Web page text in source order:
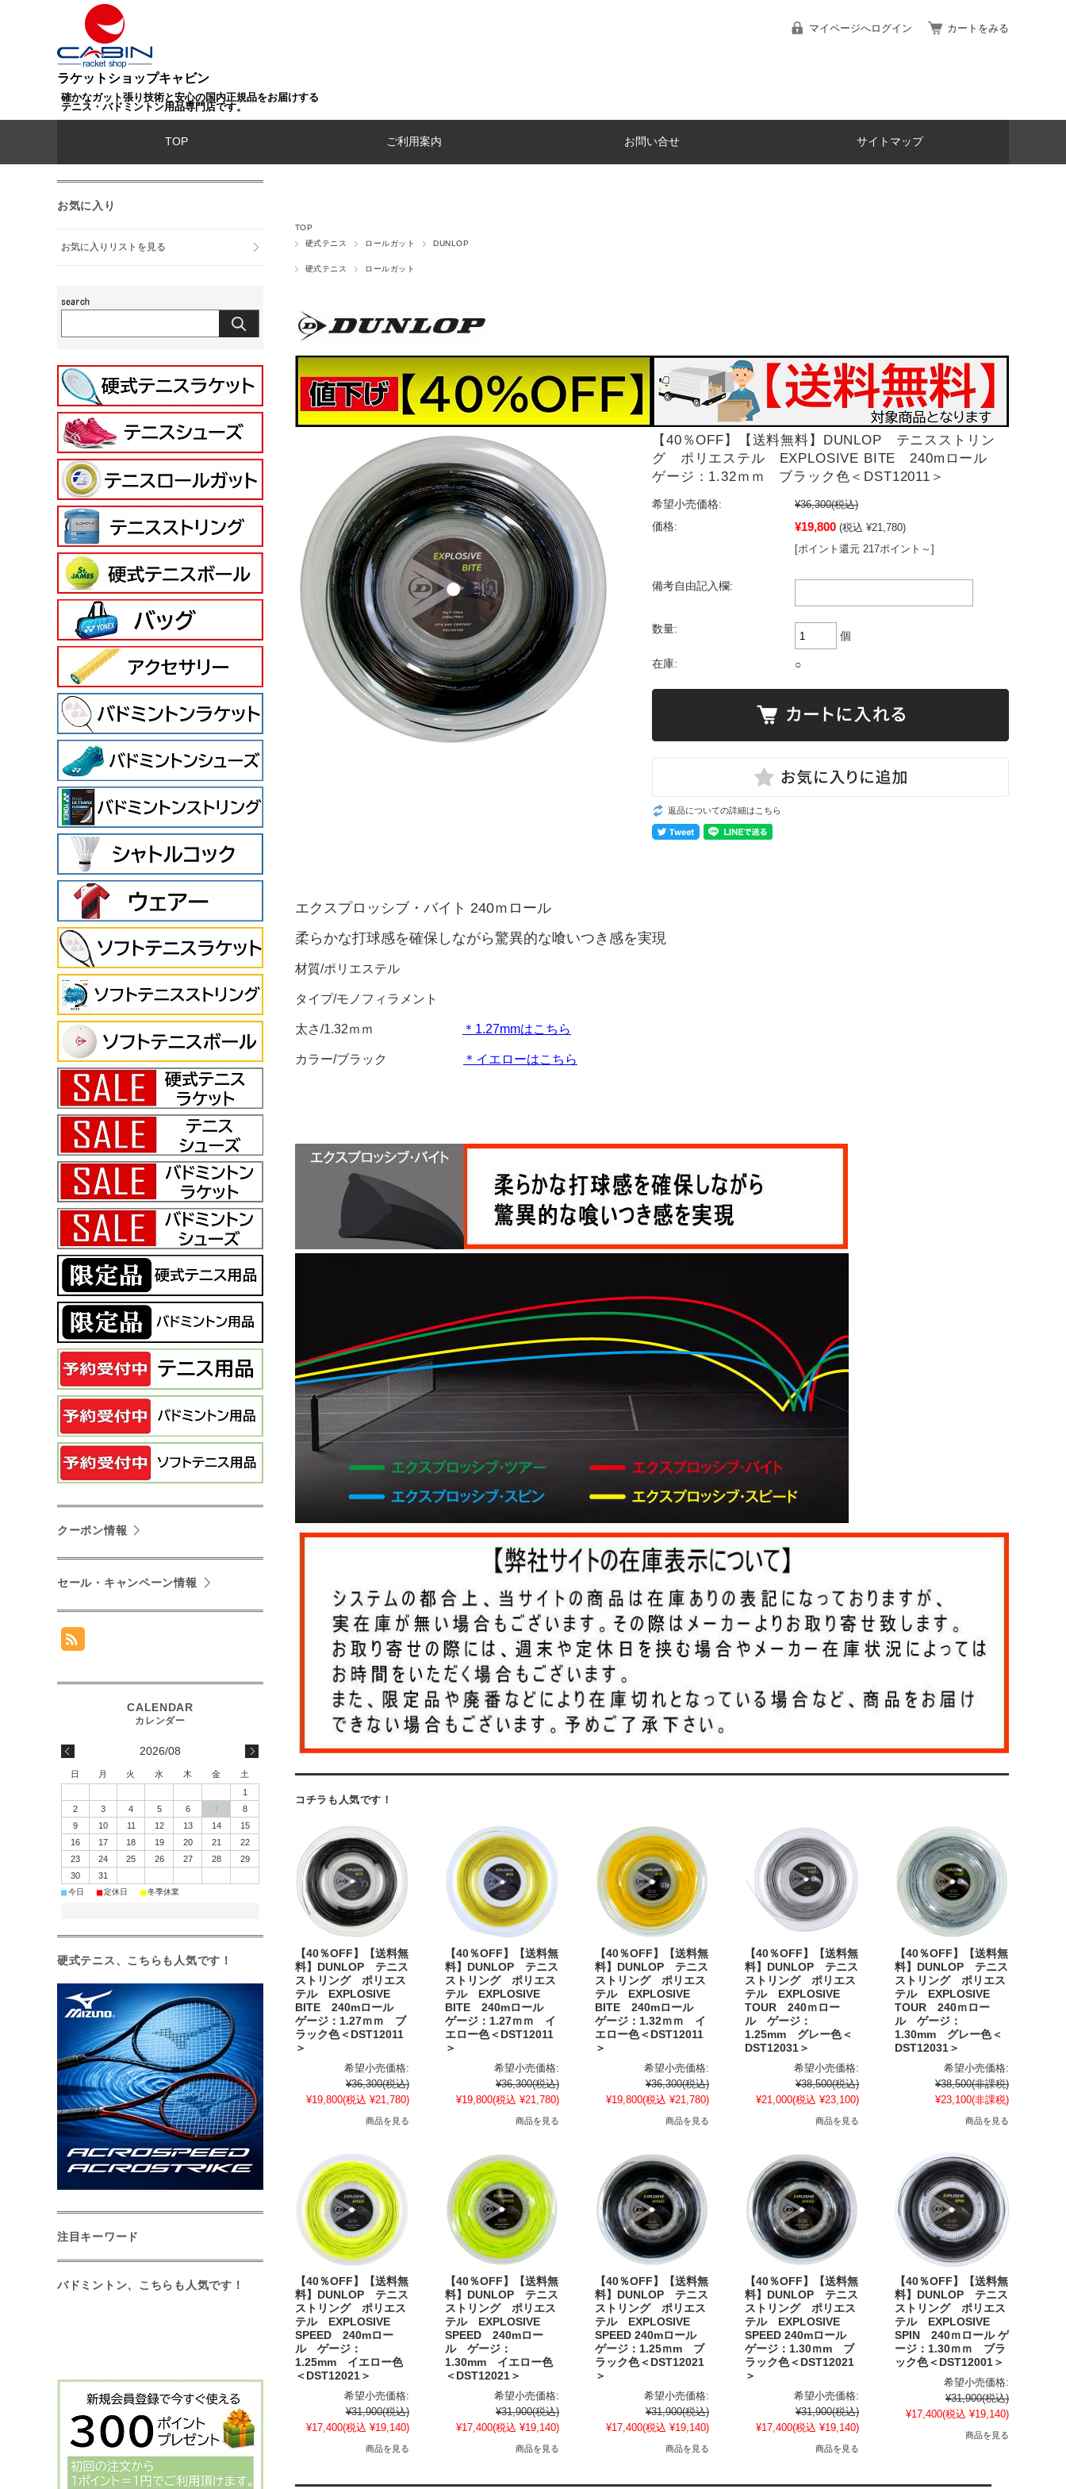
ラケットショップキャビン
確かなガット張り技術と安心の国内正規品をお届けする
テニス・バドミントン用品専門店です。
マイページへログイン カートをみる
TOP ご利用案内 お問い合せ サイトマップ
TOP
硬式テニス
ロールガット DUNLOP
硬式テニス ロールガット
【40％OFF】【送料無料】DUNLOP テニスストリン
グ ポリエステル EXPLOSIVE BITE 240mロール
ゲージ：1.32ｍｍ ブラック色＜DST12011＞
希望小売価格: ¥36,300(税込)
価格:
¥19,800 (税込 ¥21,780)
[ポイント還元 217ポイント～]
備考自由記入欄:
数量:
個
在庫: ○
返品についての詳細はこちら
エクスプロッシブ・バイト 240ｍロール
柔らかな打球感を確保しながら驚異的な喰いつき感を実現
材質/ポリエステル
タイプ/モノフィラメント
太さ/1.32ｍｍ ＊1.27mmはこちら
カラー/ブラック ＊イエローはこちら
コチラも人気です！
【40％OFF】【送料無
料】DUNLOP テニス
ストリング ポリエス
テル EXPLOSIVE
BITE 240mロール
ゲージ：1.27ｍｍ ブ
ラック色＜DST12011
＞
希望小売価格:
¥36,300(税込)
¥19,800(税込 ¥21,780)
商品を見る
【40％OFF】【送料無
料】DUNLOP テニス
ストリング ポリエス
テル EXPLOSIVE
BITE 240mロール
ゲージ：1.27ｍｍ イ
エロー色＜DST12011
＞
希望小売価格:
¥36,300(税込)
¥19,800(税込 ¥21,780)
商品を見る
【40％OFF】【送料無
料】DUNLOP テニス
ストリング ポリエス
テル EXPLOSIVE
BITE 240mロール
ゲージ：1.32ｍｍ イ
エロー色＜DST12011
＞
希望小売価格:
¥36,300(税込)
¥19,800(税込 ¥21,780)
商品を見る
【40％OFF】【送料無
料】DUNLOP テニス
ストリング ポリエス
テル EXPLOSIVE
TOUR 240ｍロー
ル ゲージ：
1.25mm グレー色＜
DST12031＞
希望小売価格:
¥38,500(税込)
¥21,000(税込 ¥23,100)
商品を見る
【40％OFF】【送料無
料】DUNLOP テニス
ストリング ポリエス
テル EXPLOSIVE
TOUR 240ｍロー
ル ゲージ：
1.30mm グレー色＜
DST12031＞
希望小売価格:
¥38,500(非課税)
¥23,100(非課税)
商品を見る
【40％OFF】【送料無
料】DUNLOP テニス
ストリング ポリエス
テル EXPLOSIVE
SPEED 240mロー
ル ゲージ：
1.25mm イエロー色
＜DST12021＞
希望小売価格:
¥31,900(税込)
¥17,400(税込 ¥19,140)
商品を見る
【40％OFF】【送料無
料】DUNLOP テニス
ストリング ポリエス
テル EXPLOSIVE
SPEED 240mロー
ル ゲージ：
1.30mm イエロー色
＜DST12021＞
希望小売価格:
¥31,900(税込)
¥17,400(税込 ¥19,140)
商品を見る
【40％OFF】【送料無
料】DUNLOP テニス
ストリング ポリエス
テル EXPLOSIVE
SPEED 240mロール
ゲージ：1.25ｍm ブ
ラック色＜DST12021
＞
希望小売価格:
¥31,900(税込)
¥17,400(税込 ¥19,140)
商品を見る
【40％OFF】【送料無
料】DUNLOP テニス
ストリング ポリエス
テル EXPLOSIVE
SPEED 240mロール
ゲージ：1.30ｍm ブ
ラック色＜DST12021
＞
希望小売価格:
¥31,900(税込)
¥17,400(税込 ¥19,140)
商品を見る
【40％OFF】【送料無
料】DUNLOP テニス
ストリング ポリエス
テル EXPLOSIVE
SPIN 240ｍロール ゲ
ージ：1.30ｍｍ ブラ
ック色＜DST12001＞
希望小売価格:
¥31,900(税込)
¥17,400(税込 ¥19,140)
商品を見る
お気に入り
お気に入りリストを見る
クーポン情報
セール・キャンペーン情報
2026/08
日 月 火 水 木 金
土
1
2
3 4 5 6 7
8
9
10 11 12 13 14
15
16
17 18 19 20 21
22
23
24 25 26 27 28
29
30
31
■今日 ■定休日 ■冬季休業
硬式テニス、こちらも人気です！
注目キーワード
バドミントン、こちらも人気です！